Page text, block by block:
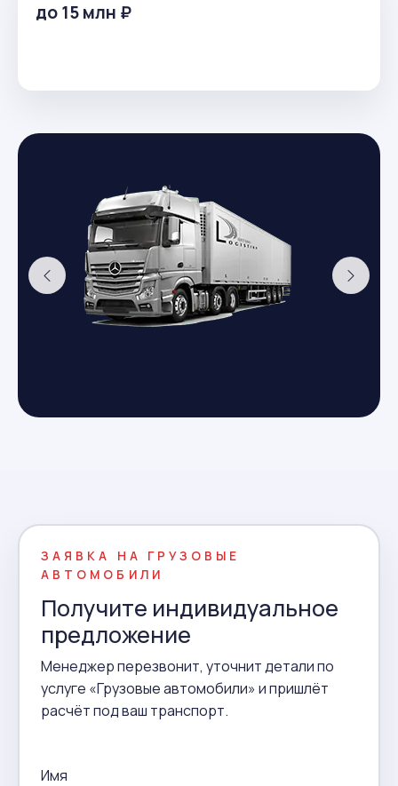
до 15 млн ₽
ЗАЯВКА НА ГРУЗОВЫЕ
АВТОМОБИЛИ
Получите индивидуальное
предложение
Менеджер перезвонит, уточнит детали по
услуге «Грузовые автомобили» и пришлёт
расчёт под ваш транспорт.
Имя